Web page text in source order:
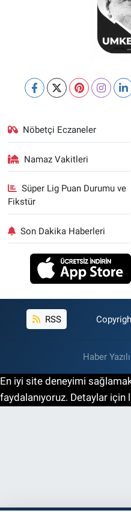
Nöbetçi Eczaneler
Namaz Vakitleri
Süper Lig Puan Durumu ve
Fikstür
Son Dakika Haberleri
RSS
Haber
En iyi site deneyimi
faydalanıyoruz. Detaylar için